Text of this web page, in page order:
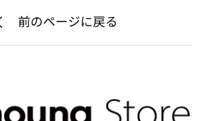
前のページに戻る